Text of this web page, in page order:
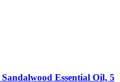
Sandalwood Essential Oil, 5